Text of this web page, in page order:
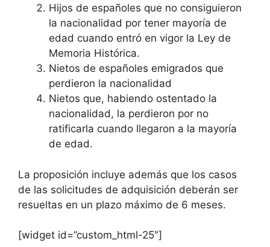
Hijos de españoles que no consiguieron
la nacionalidad por tener mayoría de
edad cuando entró en vigor la Ley de
Memoria Histórica.
Nietos de españoles emigrados que
perdieron la nacionalidad
Nietos que, habiendo ostentado la
nacionalidad, la perdieron por no
ratificarla cuando llegaron a la mayoría
de edad.
La proposición incluye además que los casos
de las solicitudes de adquisición deberán ser
resueltas en un plazo máximo de 6 meses.
[widget id=”custom_html-25″]